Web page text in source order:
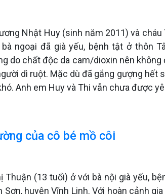
Nhật Huy (sinh năm 2011) và
ngoại đã già yếu, bệnh tật ở thôn
do chất độc da cam/dioxin nên
dì ruột. Mặc dù đã gắng gượng hết
Anh em Huy và Thi vẫn chưa được
của cô bé mồ côi
(13 tuổi) ở với bà nội già yếu,
Sơn, huyện Vĩnh Linh. Với hoàn cảnh